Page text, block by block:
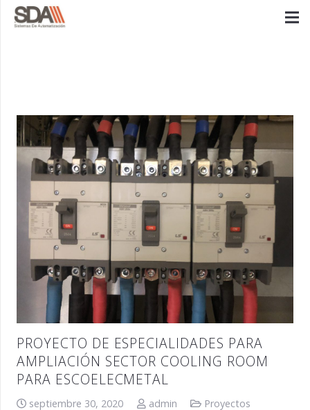
PROYECTO DE ESPECIALIDADES PARA
AMPLIACIÓN SECTOR COOLING ROOM
PARA ESCOELECMETAL
septiembre 30, 2020 admin Proyectos